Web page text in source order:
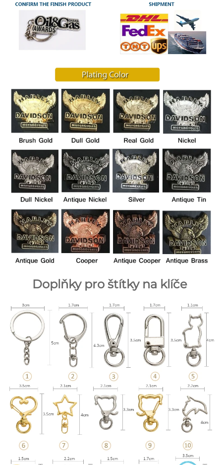
Doplňky pro štítky na klíče